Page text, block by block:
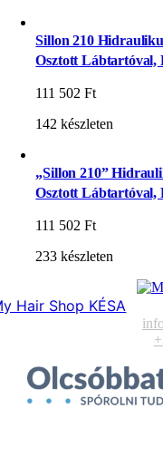
Sillon 210
Osztott Lábtartóval,
111 502Ft
142 készleten
„Sillon 210”
Osztott Lábtartóval,
111 502Ft
233 készleten
Hair Shop KÉSA